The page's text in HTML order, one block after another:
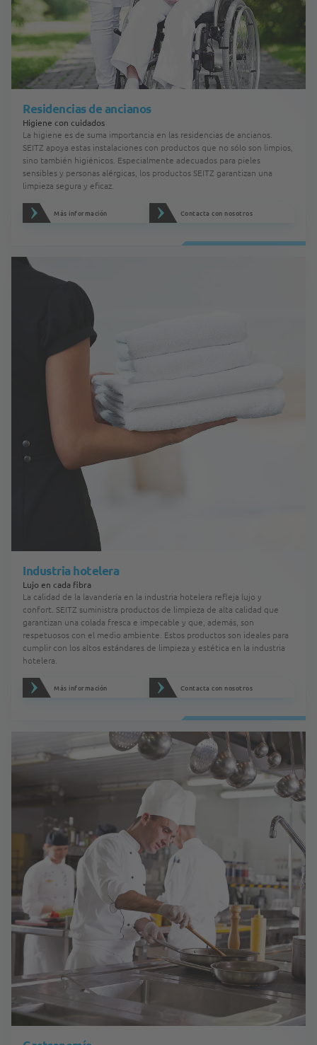
Residencias de ancianos
Higiene con cuidados
La higiene es de suma importancia en las residencias de ancianos.
SEITZ apoya estas instalaciones con productos que no sólo son limpios,
sino también higiénicos. Especialmente adecuados para pieles
sensibles y personas alérgicas, los productos SEITZ garantizan una
limpieza segura y eficaz.
Más información Contacta con nosotros
Industria hotelera
Lujo en cada fibra
La calidad de la lavandería en la industria hotelera refleja lujo y
confort. SEITZ suministra productos de limpieza de alta calidad que
garantizan una colada fresca e impecable y que, además, son
respetuosos con el medio ambiente. Estos productos son ideales para
cumplir con los altos estándares de limpieza y estética en la industria
hotelera.
Más información Contacta con nosotros